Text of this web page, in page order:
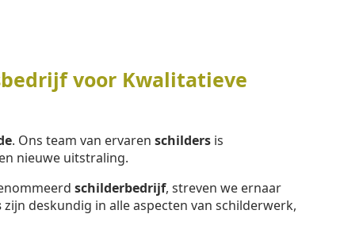
voor Kwalitatieve
. Ons team van ervaren schilders is
nieuwe uitstraling.
schilderbedrijf, streven we ernaar
zijn deskundig in alle aspecten van schilderwerk,